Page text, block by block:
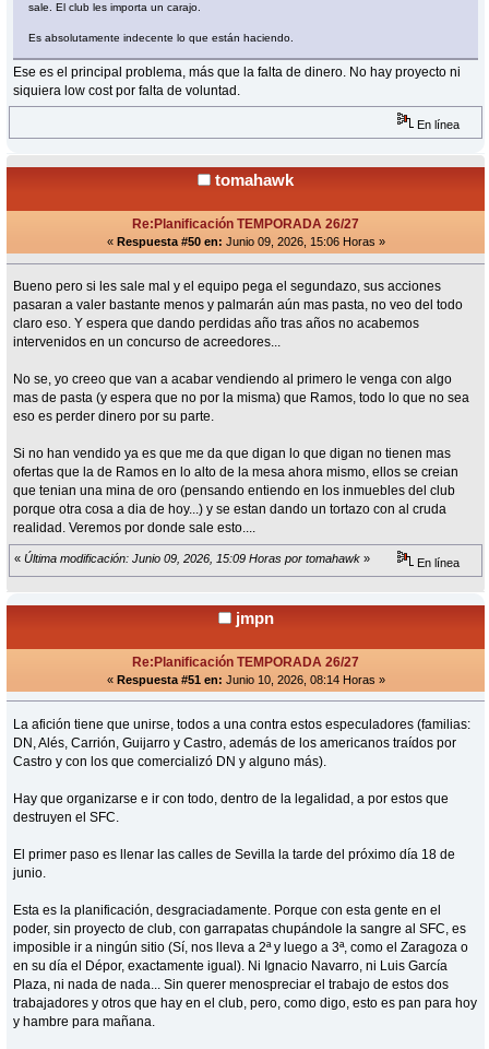
sale. El club les importa un carajo.
Es absolutamente indecente lo que están haciendo.
Ese es el principal problema, más que la falta de dinero. No hay proyecto ni
siquiera low cost por falta de voluntad.
En línea
tomahawk
Re:Planificación TEMPORADA 26/27
« Respuesta #50 en: Junio 09, 2026, 15:06 Horas »
Bueno pero si les sale mal y el equipo pega el segundazo, sus acciones
pasaran a valer bastante menos y palmarán aún mas pasta, no veo del todo
claro eso. Y espera que dando perdidas año tras años no acabemos
intervenidos en un concurso de acreedores...
No se, yo creeo que van a acabar vendiendo al primero le venga con algo
mas de pasta (y espera que no por la misma) que Ramos, todo lo que no sea
eso es perder dinero por su parte.
Si no han vendido ya es que me da que digan lo que digan no tienen mas
ofertas que la de Ramos en lo alto de la mesa ahora mismo, ellos se creian
que tenian una mina de oro (pensando entiendo en los inmuebles del club
porque otra cosa a dia de hoy...) y se estan dando un tortazo con al cruda
realidad. Veremos por donde sale esto....
« Última modificación: Junio 09, 2026, 15:09 Horas por tomahawk » En línea
jmpn
Re:Planificación TEMPORADA 26/27
« Respuesta #51 en: Junio 10, 2026, 08:14 Horas »
La afición tiene que unirse, todos a una contra estos especuladores (familias:
DN, Alés, Carrión, Guijarro y Castro, además de los americanos traídos por
Castro y con los que comercializó DN y alguno más).
Hay que organizarse e ir con todo, dentro de la legalidad, a por estos que
destruyen el SFC.
El primer paso es llenar las calles de Sevilla la tarde del próximo día 18 de
junio.
Esta es la planificación, desgraciadamente. Porque con esta gente en el
poder, sin proyecto de club, con garrapatas chupándole la sangre al SFC, es
imposible ir a ningún sitio (Sí, nos lleva a 2ª y luego a 3ª, como el Zaragoza o
en su día el Dépor, exactamente igual). Ni Ignacio Navarro, ni Luis García
Plaza, ni nada de nada... Sin querer menospreciar el trabajo de estos dos
trabajadores y otros que hay en el club, pero, como digo, esto es pan para hoy
y hambre para mañana.